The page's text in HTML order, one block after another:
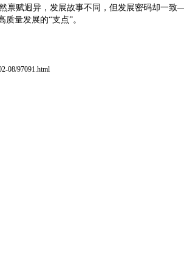
禀赋迥异，发展故事不同，但发展密码却一
量发展的“支点”。
08/97091.html